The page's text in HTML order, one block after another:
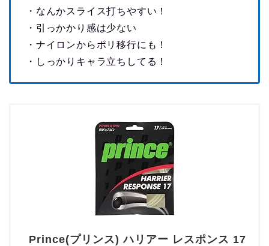
・なんかスライス打ちやすい！
・引っかかり感は少ない
・ナイロンからポリ移行にも！
・しっかりキャラ立ちしてる！
Prince(プリンス) ハリアー レスポンス 17